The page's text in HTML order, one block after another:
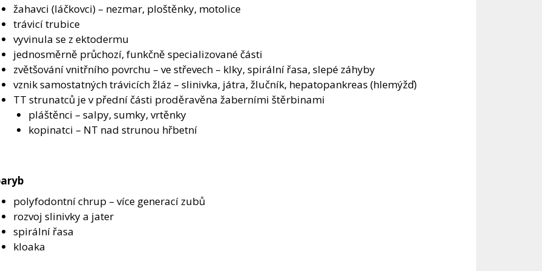
žahavci (láčkovci) – nezmar, ploštěnky, motolice
trávicí trubice
vyvinula se z ektodermu
jednosměrně průchozí, funkčně specializované části
zvětšování vnitřního povrchu – ve střevech – klky, spirální řasa, slepé záhyby
vznik samostatných trávicích žláz – slinivka, játra, žlučník, hepatopankreas (hlemýžď)
TT strunatců je v přední části proděravěna žaberními štěrbinami
pláštěnci – salpy, sumky, vrtěnky
kopinatci – NT nad strunou hřbetní
polyfodontní chrup – více generací zubů
rozvoj slinivky a jater
spirální řasa
kloaka